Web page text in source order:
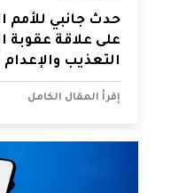
حدث جانبي
على علاقة عقوبة
التعذيب
إقرأ المقال الكامل